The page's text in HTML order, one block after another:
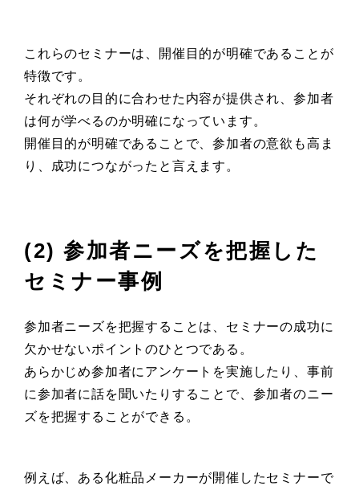
これらのセミナーは、開催目的が明確であることが
特徴です。
それぞれの目的に合わせた内容が提供され、参加者
は何が学べるのか明確になっています。
開催目的が明確であることで、参加者の意欲も高ま
り、成功につながったと言えます。
(2) 参加者ニーズを把握した
セミナー事例
参加者ニーズを把握することは、セミナーの成功に
欠かせないポイントのひとつである。
あらかじめ参加者にアンケートを実施したり、事前
に参加者に話を聞いたりすることで、参加者のニー
ズを把握することができる。
例えば、ある化粧品メーカーが開催したセミナーで